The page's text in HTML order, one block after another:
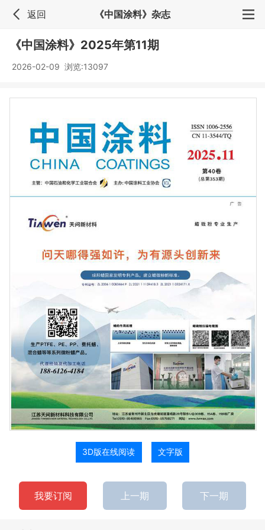
返回 《中国涂料》杂志
《中国涂料》2025年第11期
2026-02-09 浏览:13097
3D版在线阅读 文字版
我要订阅 上一期 下一期